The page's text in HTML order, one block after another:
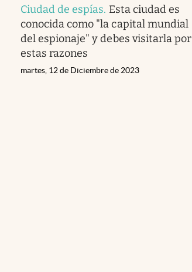
Ciudad de espías. Esta ciudad es
conocida como "la capital mundial
del espionaje" y debes visitarla por
estas razones
martes, 12 de Diciembre de 2023